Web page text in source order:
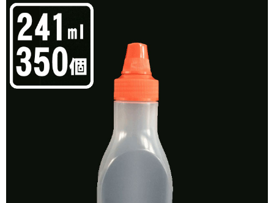
よくある質問
容器について
お問い合わせ